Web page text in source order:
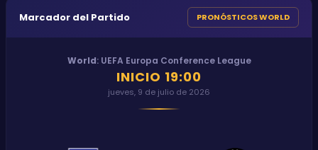
Marcador del Partido PRONÓSTICOS WORLD
World: UEFA Europa Conference League
INICIO 19:00
jueves, 9 de julio de 2026